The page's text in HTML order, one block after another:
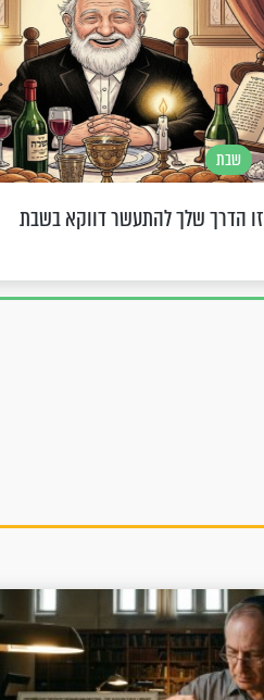
שבת
זו הדרך שלך להתעשר דווקא בשבת